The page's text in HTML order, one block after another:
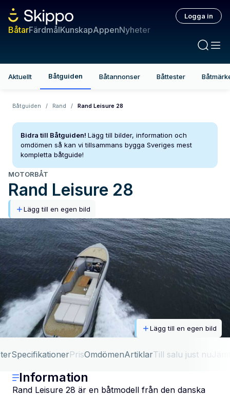
BåtarFärdmålKunskapAppenNyheter
Logga in
Aktuellt Båtguiden Båtannonser Båttester
Båtguiden / Rand / Rand Leisure 28
Bidra till Båtguiden! Lägg till bilder, information och
omdömen så kan vi tillsammans bygga Sveriges mest
kompletta båtguide!
MOTORBÅT
Rand Leisure 28
Lägg till en egen bild
Lägg till en egen bild
SpecifikationerPrisOmdömenArtiklarTill salu just nu
Information
Rand Leisure 28 är en båtmodell från den danska